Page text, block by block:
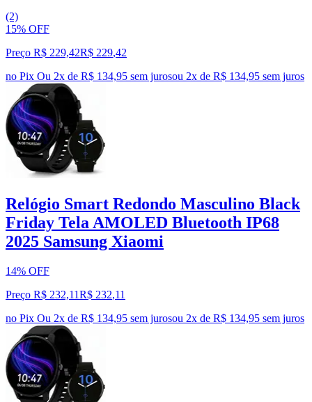
(2)
15% OFF
Preço R$ 229,42R$ 229,42
no Pix Ou 2x de R$ 134,95 sem jurosou 2x de R$ 134,95 sem juros
Relógio Smart Redondo Masculino Black
Friday Tela AMOLED Bluetooth IP68
2025 Samsung Xiaomi
14% OFF
Preço R$ 232,11R$ 232,11
no Pix Ou 2x de R$ 134,95 sem jurosou 2x de R$ 134,95 sem juros